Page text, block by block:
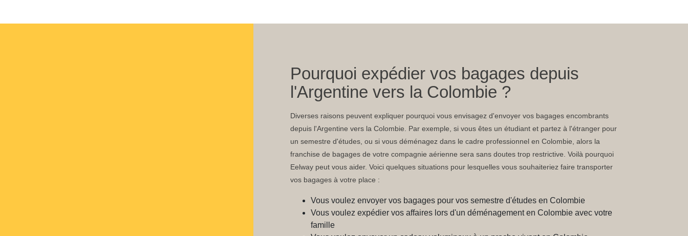
Pourquoi expédier vos bagages depuis
l'Argentine vers la Colombie ?
Diverses raisons peuvent expliquer pourquoi vous envisagez d'envoyer vos bagages encombrants
depuis l'Argentine vers la Colombie. Par exemple, si vous êtes un étudiant et partez à l'étranger pour
un semestre d'études, ou si vous déménagez dans le cadre professionnel en Colombie, alors la
franchise de bagages de votre compagnie aérienne sera sans doutes trop restrictive. Voilà pourquoi
Eelway peut vous aider. Voici quelques situations pour lesquelles vous souhaiteriez faire transporter
vos bagages à votre place :
Vous voulez envoyer vos bagages pour vos semestre d'études en Colombie
Vous voulez expédier vos affaires lors d'un déménagement en Colombie avec votre
famille